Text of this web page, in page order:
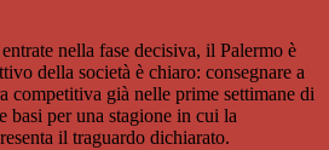
nella fase decisiva, il Palermo è
della società è chiaro: consegnare a
competitiva già nelle prime settimane di
basi per una stagione in cui la
il traguardo dichiarato.